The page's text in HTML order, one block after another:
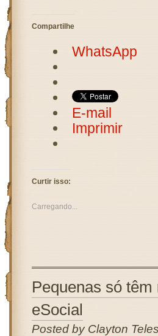
Compartilhe
WhatsApp
E-mail
Imprimir
Curtir isso:
Carregando...
Pequenas só
eSocial
Posted by Clayton